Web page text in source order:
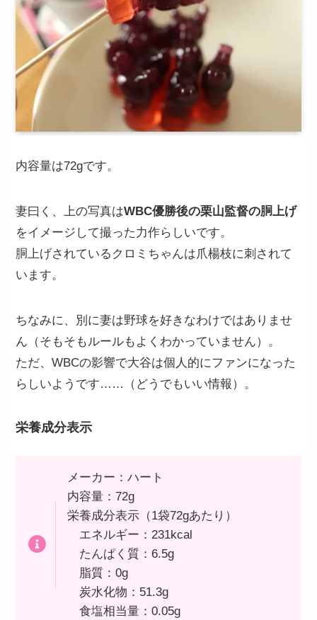
内容量は72gです。
妻曰く、上の写真はWBC優勝後の栗山監督の胴上げ
をイメージして撮った力作らしいです。
胴上げされているクロミちゃんは爪楊枝に刺されて
います。
ちなみに、別に妻は野球を好きなわけではありませ
ん（そもそもルールもよくわかっていません）。
ただ、WBCの影響で大谷は個人的にファンになった
らしいようです……（どうでもいい情報）。
栄養成分表示
メーカー：ハート
内容量：72g
栄養成分表示（1袋72gあたり）
エネルギー：231kcal
たんぱく質：6.5g
脂質：0g
炭水化物：51.3g
食塩相当量：0.05g